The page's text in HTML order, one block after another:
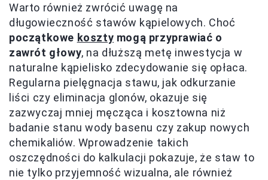
Warto również zwrócić uwagę na
długowieczność stawów kąpielowych. Choć
początkowe koszty mogą przyprawiać o
zawrót głowy, na dłuższą metę inwestycja w
naturalne kąpielisko zdecydowanie się opłaca.
Regularna pielęgnacja stawu, jak odkurzanie
liści czy eliminacja glonów, okazuje się
zazwyczaj mniej męcząca i kosztowna niż
badanie stanu wody basenu czy zakup nowych
chemikaliów. Wprowadzenie takich
oszczędności do kalkulacji pokazuje, że staw to
nie tylko przyjemność wizualna, ale również